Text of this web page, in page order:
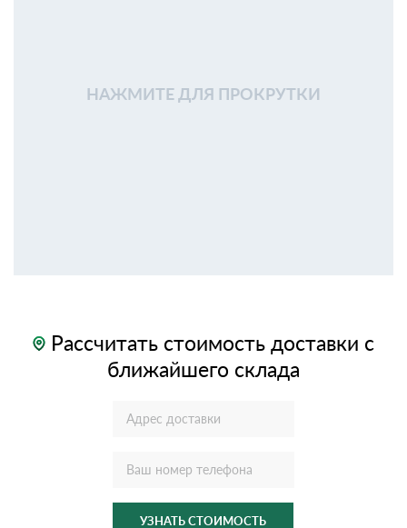
НАЖМИТЕ ДЛЯ ПРОКРУТКИ
Рассчитать стоимость доставки с
ближайшего склада
УЗНАТЬ СТОИМОСТЬ